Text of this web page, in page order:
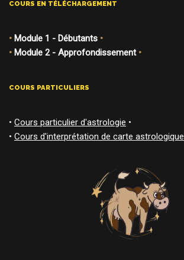
COURS EN TÉLÉCHARGEMENT
• Module 1 - Débutants •
• Module 2 - Approfondissement•
COURS PARTICULIERS
• Cours particulier d'astrologie •
• Cours d'interprétation de carte astrologique